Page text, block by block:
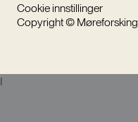
Cookie innstillinger
Copyright © Møreforsking
I